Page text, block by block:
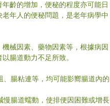
齡的增加，便秘的程度亦可能日
年人的便秘問題，是老年病學中
械因素、藥物因素等，根據病因
腸道動力不足所致。
腸粘連等，均可能影嚮腸道內的
腸道蠕動，使排便因困難或增長